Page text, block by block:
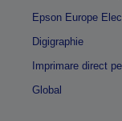
Epson Europe
Digigraphie
Imprimare direct
Global